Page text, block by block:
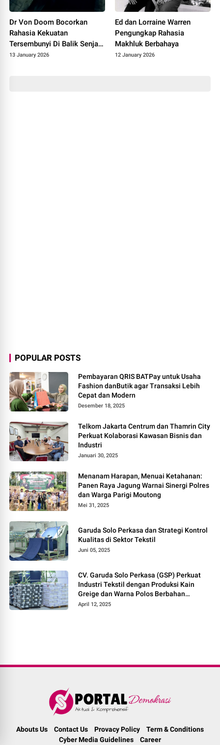
Dr Von Doom Bocorkan
Rahasia Kekuatan
Tersembunyi Di Balik Senjata
Rahasia
13 January 2026
Ed dan Lorraine Warren
Pengungkap Rahasia
Makhluk Berbahaya
12 January 2026
POPULAR POSTS
Pembayaran QRIS BATPay untuk Usaha
Fashion danButik agar Transaksi Lebih
Cepat dan Modern
Desember 18, 2025
Telkom Jakarta Centrum dan Thamrin City
Perkuat Kolaborasi Kawasan Bisnis dan
Industri
Januari 30, 2025
Menanam Harapan, Menuai Ketahanan:
Panen Raya Jagung Warnai Sinergi Polres
dan Warga Parigi Moutong
Mei 31, 2025
Garuda Solo Perkasa dan Strategi Kontrol
Kualitas di Sektor Tekstil
Juni 05, 2025
CV. Garuda Solo Perkasa (GSP) Perkuat
Industri Tekstil dengan Produksi Kain
Greige dan Warna Polos Berbahan
Tetoron Rayon
April 12, 2025
Abouts Us Contact Us Provacy Policy
Term & Conditions
Cyber Media Guidelines
Career